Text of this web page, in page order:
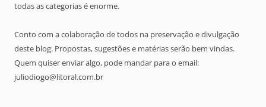
todas as categorias é enorme.
Conto com a colaboração de todos na preservação e divulgação
deste blog. Propostas, sugestões e matérias serão bem vindas.
Quem quiser enviar algo, pode mandar para o email:
juliodiogo@litoral.com.br